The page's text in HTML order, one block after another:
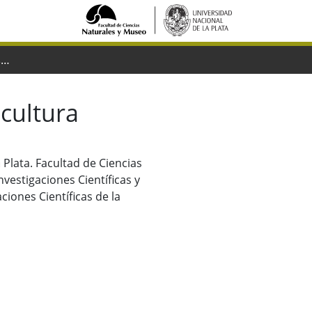
La Paleontología y su inserción en la cultura
Facultad de Ciencias
Científicas y
Científicas de la